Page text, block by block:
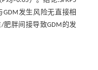
GDM发生风险无直接相
/肥胖间接导致GDM的发